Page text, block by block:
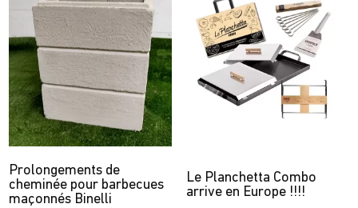
Prolongements de
cheminée pour barbecues
maçonnés Binelli
Le Planchetta Combo
arrive en Europe !!!!